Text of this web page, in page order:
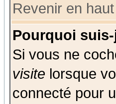
Revenir en
Pourquoi
Si vous ne
visite lorsque
connecté pour